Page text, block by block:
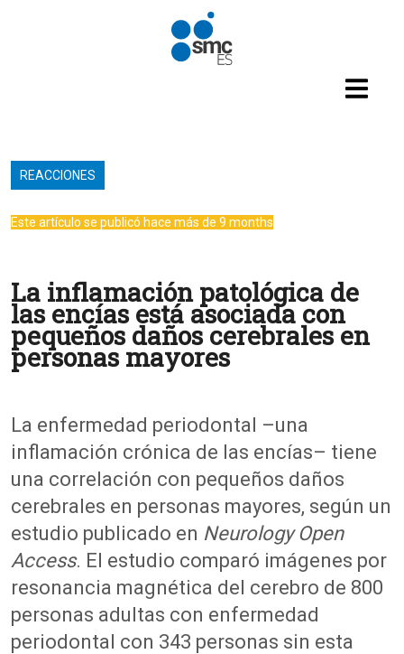
Pasar al contenido principal
REACCIONES
Este artículo se publicó hace más de 9 months
La inflamación patológica de
las encías está asociada con
pequeños daños cerebrales en
personas mayores
La enfermedad periodontal –una
inflamación crónica de las encías– tiene
una correlación con pequeños daños
cerebrales en personas mayores, según un
estudio publicado en Neurology Open
Access. El estudio comparó imágenes por
resonancia magnética del cerebro de 800
personas adultas con enfermedad
periodontal con 343 personas sin esta